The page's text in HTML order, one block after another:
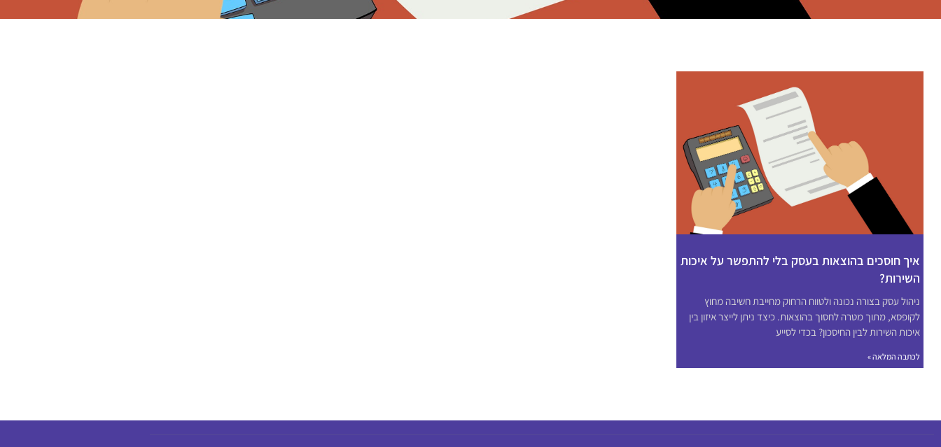
איך חוסכים בהוצאות בעסק בלי להתפשר על איכות
השירות?
ניהול עסק בצורה נכונה ולטווח הרחוק מחייבת חשיבה מחוץ
לקופסא, מתוך מטרה לחסוך בהוצאות. כיצד ניתן לייצר איזון בין
איכות השירות לבין החיסכון? בכדי לסייע
לכתבה המלאה »